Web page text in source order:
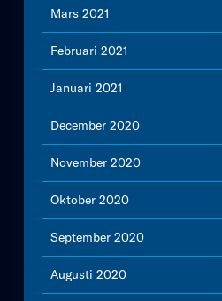
Mars 2021
Februari 2021
Januari 2021
December 2020
November 2020
Oktober 2020
September 2020
Augusti 2020